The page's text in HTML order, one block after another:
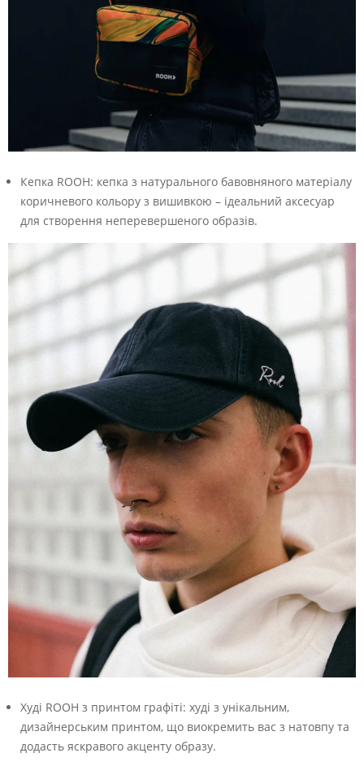
Кепка ROOH: кепка з натурального бавовняного матеріалу
коричневого кольору з вишивкою – ідеальний аксесуар
для створення неперевершеного образів.
Худі ROOH з принтом графіті: худі з унікальним,
дизайнерським принтом, що виокремить вас з натовпу та
додасть яскравого акценту образу.